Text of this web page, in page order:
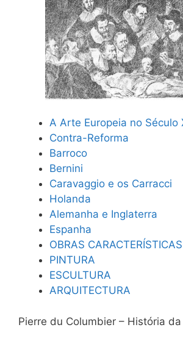
A Arte Europeia no Século
Contra-Reforma
Barroco
Bernini
Caravaggio e os Carracci
Holanda
Alemanha e Inglaterra
Espanha
OBRAS CARACTERÍSTICAS
PINTURA
ESCULTURA
ARQUITECTURA
Pierre du Columbier – História